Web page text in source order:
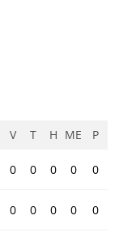
V T H ME P
0 0 0 0 0
0 0 0 0 0